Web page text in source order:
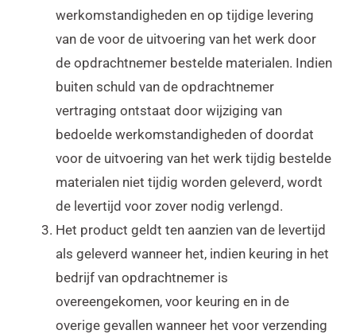
werkomstandigheden en op tijdige levering
van de voor de uitvoering van het werk door
de opdrachtnemer bestelde materialen. Indien
buiten schuld van de opdrachtnemer
vertraging ontstaat door wijziging van
bedoelde werkomstandigheden of doordat
voor de uitvoering van het werk tijdig bestelde
materialen niet tijdig worden geleverd, wordt
de levertijd voor zover nodig verlengd.
Het product geldt ten aanzien van de levertijd
als geleverd wanneer het, indien keuring in het
bedrijf van opdrachtnemer is
overeengekomen, voor keuring en in de
overige gevallen wanneer het voor verzending